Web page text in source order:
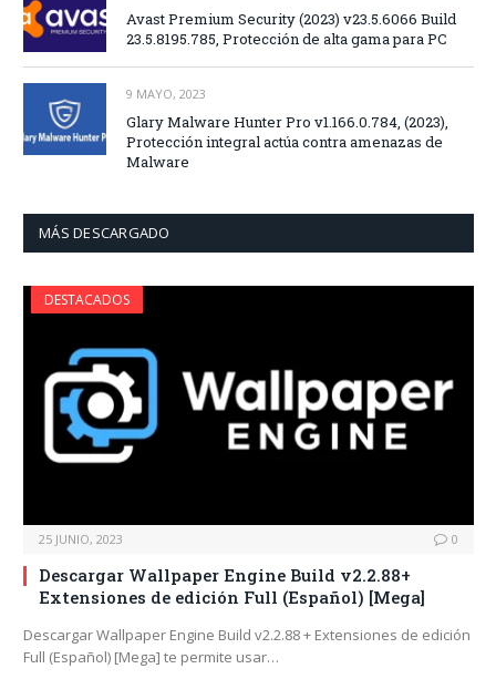
Avast Premium Security (2023) v23.5.6066 Build
23.5.8195.785, Protección de alta gama para PC
9 MAYO, 2023
Glary Malware Hunter Pro v1.166.0.784, (2023),
Protección integral actúa contra amenazas de
Malware
MÁS DESCARGADO
DESTACADOS
25 JUNIO, 2023 0
Descargar Wallpaper Engine Build v2.2.88+
Extensiones de edición Full (Español) [Mega]
Descargar Wallpaper Engine Build v2.2.88 + Extensiones de edición
Full (Español) [Mega] te permite usar…